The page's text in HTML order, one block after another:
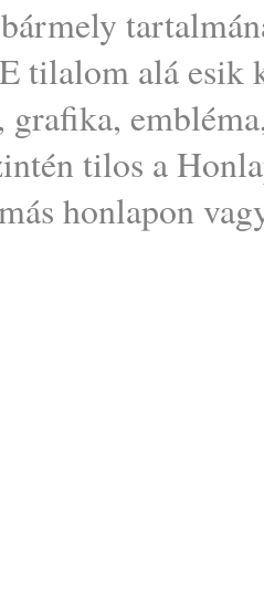
tilalom alá esik
grafika,
tilos a
honlapon